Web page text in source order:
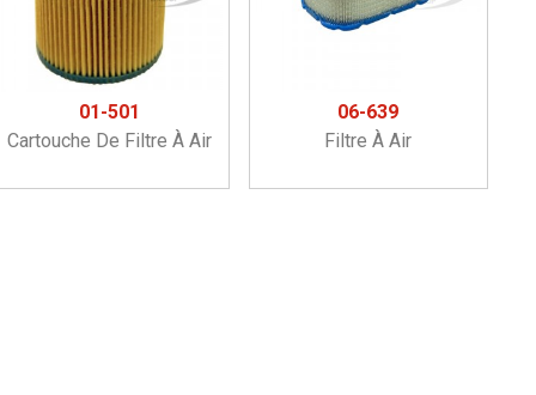
01-501
Cartouche De Filtre À Air
06-639
Filtre À Air